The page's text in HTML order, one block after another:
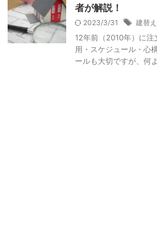
者が解説！
2023/3/31 建替え
12年前（2010年）に
用・スケジュール・心
ールも大切ですが、何